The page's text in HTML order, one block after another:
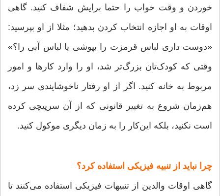
خوردن و وقت خواب را حتما برایش شفاف کنید. گاهی
اوقات به او اجازه انتخاب کردن بدهید؛ مثلا از او بپرسید:
«دوست داری لباس قرمزت را بپوشی یا لباس آبی را؟»
وقتی که کودک‌تان بزرگ‌تر شد، او را وارد کارها و امور
مربوط به خانه کنید. اگر از او رفتار ناخوشایندی سر زد،
هم‌زمان شروع به تغییر قانونی که از آن سرپیچی کرده
است نکنید، بلکه این‌کار را به زمان دیگری موکول کنید.
چرا نباید از تنبیه فیزیکی استفاده کرد؟
گاهی اوقات والدین از تنبیهات فیزیکی استفاده می‌کنند تا